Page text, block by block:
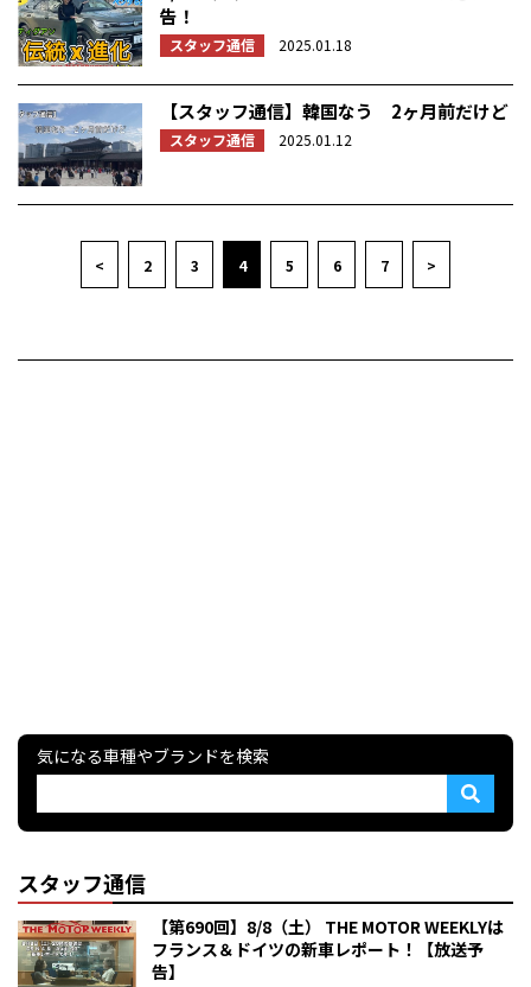
告！
スタッフ通信 2025.01.18
【スタッフ通信】韓国なう 2ヶ月前だけど
スタッフ通信 2025.01.12
< 2 3 4 5 6 7 >
気になる車種やブランドを検索
スタッフ通信
【第690回】8/8（土） THE MOTOR WEEKLYは
フランス＆ドイツの新車レポート！【放送予
告】